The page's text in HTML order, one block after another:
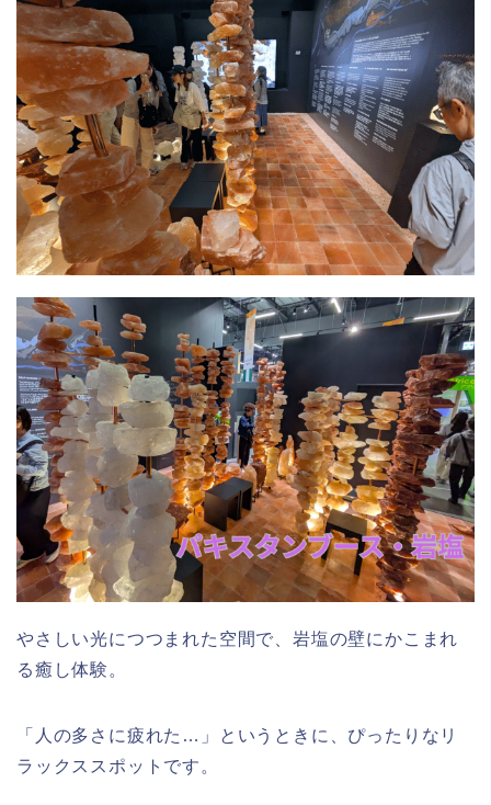
やさしい光につつまれた空間で、岩塩の壁にかこまれ
る癒し体験。
「人の多さに疲れた…」というときに、ぴったりなリ
ラックススポットです。